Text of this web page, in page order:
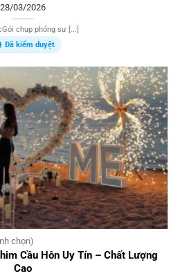
28/03/2026
chụp phóng sự [...]
Đã kiểm duyệt
chọn)
Cầu Hôn Uy Tín – Chất Lượng
Cao